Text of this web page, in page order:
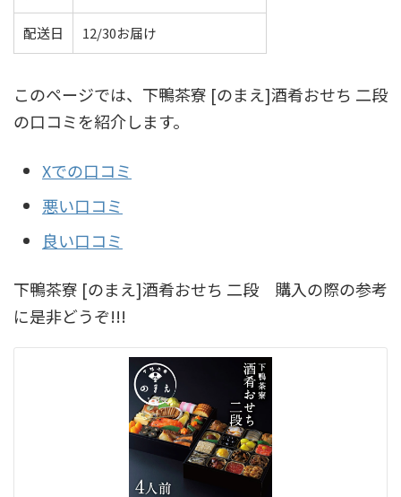
配送日 12/30お届け
このページでは、下鴨茶寮 [のまえ]酒肴おせち 二段
の口コミを紹介します。
Xでの口コミ
悪い口コミ
良い口コミ
下鴨茶寮 [のまえ]酒肴おせち 二段 購入の際の参考
に是非どうぞ!!!